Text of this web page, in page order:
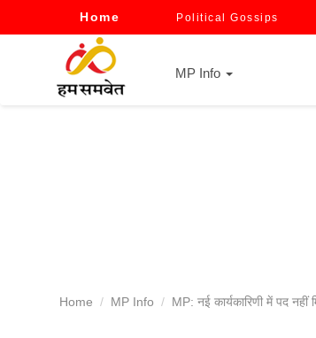
Home Political Gossips
MP Info
Home MP Info MP: नई कार्यकारिणी में पद